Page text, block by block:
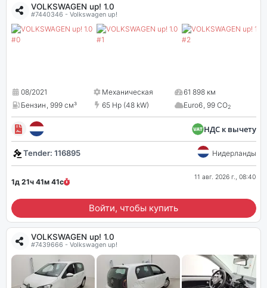
VOLKSWAGEN up! 1.0
#7440346 - Volkswagen up!
08/2021 Механическая
61 898 км
Бензин, 999 см³ 65 Hp (48 kW) Euro6, 99 CO2
НДС к вычету
Tender: 116895 Нидерланды
1д 21ч 41м 41с
11 авг. 2026 г., 08:40
Войти, чтобы купить
VOLKSWAGEN up! 1.0
#7439666 - Volkswagen up!